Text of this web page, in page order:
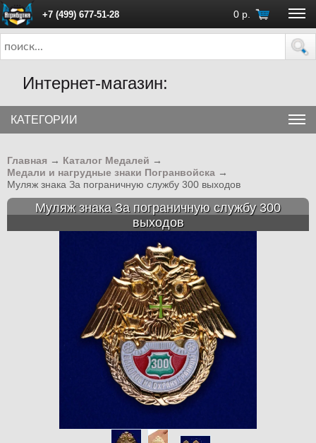
+7 (499) 677-51-28 0 р.
ПН - ПТ с 10:00 до 18:00 (Москва)
Интернет-магазин:
КАТЕГОРИИ
Главная → Каталог Медалей →
Медали и нагрудные знаки Погранвойска →
Муляж знака За пограничную службу 300 выходов
Муляж знака За пограничную службу 300
выходов